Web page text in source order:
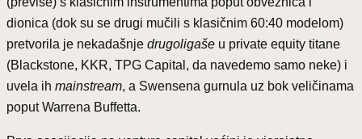
dionica (dok su se drugi mučili s klasičnim 60:40 modelom)
pretvorila je nekadašnje drugoligaše u private equity titane
(Blackstone, KKR, TPG Capital, da navedemo samo neke) i
uvela ih mainstream, a Swensena gurnula uz bok veličinama
poput Warrena Buffetta.